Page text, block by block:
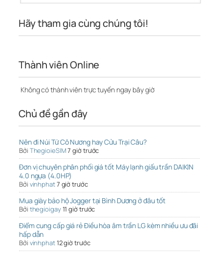
Hãy tham gia cùng chúng tôi!
Thành viên Online
Không có thành viên trực tuyến ngay bây giờ
Chủ đề gần đây
Nên đi Núi Tứ Cô Nương hay Cửu Trại Câu?
Bởi ThegioieSIM7 giờ trước
Đơn vị chuyên phân phối giá tốt Máy lạnh giấu trần DAIKIN
4.0 ngựa (4.0HP)
Bởi vinhphat7 giờ trước
Mua giày bảo hộ Jogger tại Bình Dương ở đâu tốt
Bởi thegioigay11 giờ trước
Điểm cung cấp giá rẻ Điều hòa âm trần LG kèm nhiều ưu đãi
hấp dẫn
Bởi vinhphat12 giờ trước